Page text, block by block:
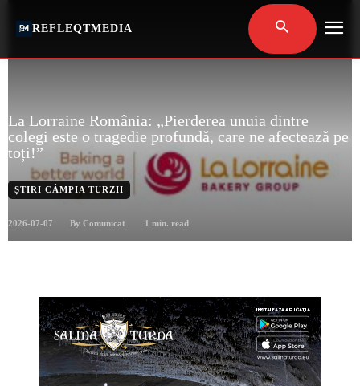
REFLEQTMEDIA
La Lorraine România: „Pierderea unuia dintre
colegi este o tragedie profundă, care ne afectează pe
toți!”
ȘTIRI CÂMPIA TURZII
2026-07-07 By Comunicat 1 min. read